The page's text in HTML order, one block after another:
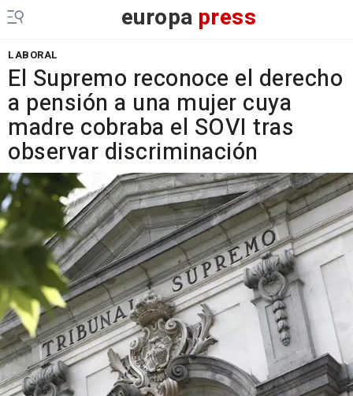
europa press
LABORAL
El Supremo reconoce el derecho
a pensión a una mujer cuya
madre cobraba el SOVI tras
observar discriminación